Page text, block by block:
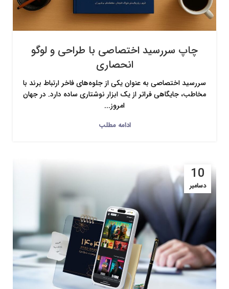
چاپ سررسید اختصاصی با طراحی و لوگو
انحصاری
سررسید اختصاصی به عنوان یکی از جلوه‌های فاخر ارتباط برند با
مخاطب، جایگاهی فراتر از یک ابزار نوشتاری ساده دارد. در جهان
امروز...
ادامه مطلب
10
دسامبر